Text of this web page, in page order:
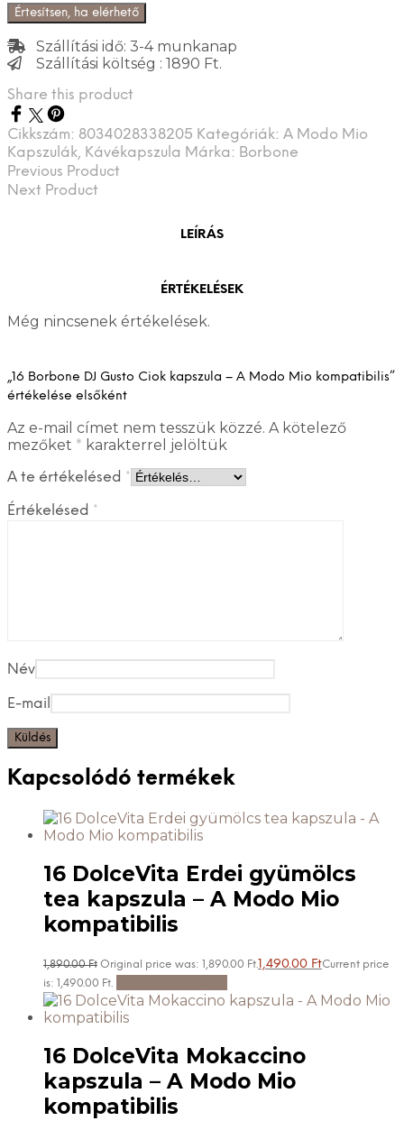
Értesítsen, ha elérhető
Szállítási idő: 3-4 munkanap
Szállítási költség : 1890 Ft.
Share this product
Cikkszám: 8034028338205 Kategóriák: A Modo Mio
Kapszulák, Kávékapszula Márka: Borbone
Previous Product
Next Product
LEÍRÁS
ÉRTÉKELÉSEK
Még nincsenek értékelések.
„16 Borbone DJ Gusto Ciok kapszula – A Modo Mio kompatibilis”
értékelése elsőként
Az e-mail címet nem tesszük közzé. A kötelező
mezőket * karakterrel jelöltük
A te értékelésed *
Értékelésed *
Név
E-mail
Kapcsolódó termékek
16 DolceVita Erdei gyümölcs
tea kapszula – A Modo Mio
kompatibilis
1,890.00Ft Original price was: 1,890.00 Ft.1,490.00 FtCurrent price
is: 1,490.00 Ft.
16 DolceVita Mokaccino
kapszula – A Modo Mio
kompatibilis